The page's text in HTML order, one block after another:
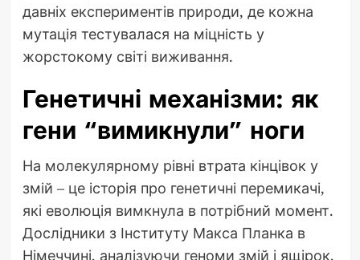
давніх експериментів природи, де кожна
мутація тестувалася на міцність у
жорстокому світі виживання.
Генетичні механізми: як
гени “вимикнули” ноги
На молекулярному рівні втрата кінцівок у
змій – це історія про генетичні перемикачі,
які еволюція вимкнула в потрібний момент.
Дослідники з Інституту Макса Планка в
Німеччині, аналізуючи геноми змій і ящірок,